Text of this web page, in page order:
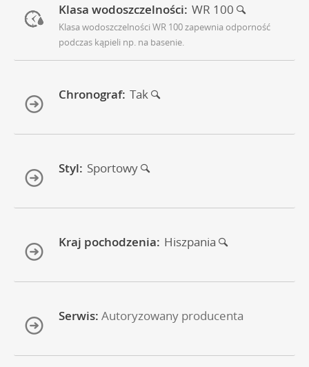
Klasa wodoszczelności: WR 100
Klasa wodoszczelności WR 100 zapewnia odporność
podczas kąpieli np. na basenie.
Chronograf: Tak
Styl: Sportowy
Kraj pochodzenia: Hiszpania
Serwis: Autoryzowany producenta